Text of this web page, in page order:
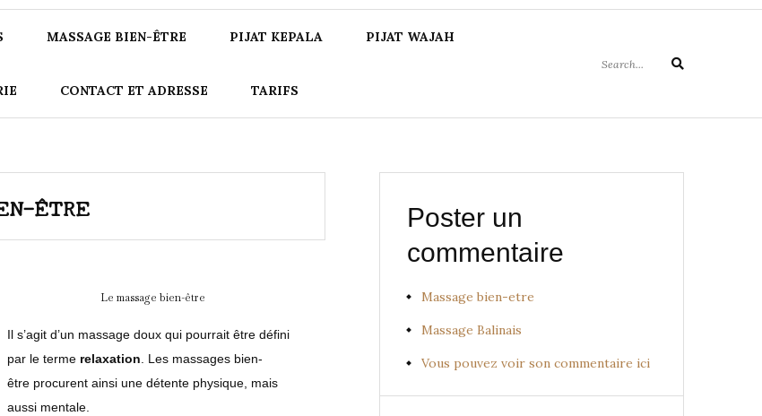
MASSAGE BIEN-ÊTRE PIJAT KEPALA PIJAT WAJAH
CONTACT ET ADRESSE TARIFS
Search
ÊTRE
Le massage bien-être
Il s’agit d’un massage doux qui pourrait être défini
par le terme relaxation . Les massages bien-
être procurent ainsi une détente physique, mais
aussi mentale.
Poster un
commentaire
Massage bien-etre
Massage Balinais
Vous pouvez voir son commentaire ici